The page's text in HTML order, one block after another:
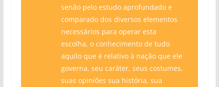
senão pelo estudo aprofundado e
comparado dos diversos elementos
necessários para operar esta
escolha, o conhecimento de tudo
aquilo que é relativo à nação que ele
governa, seu caráter, seus costumes,
suas opiniões sua história, sua